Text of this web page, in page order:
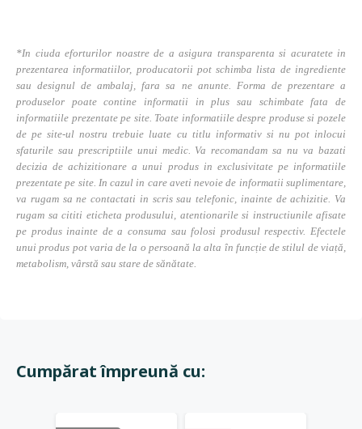
*In ciuda eforturilor noastre de a asigura transparenta si acuratete in
prezentarea informatiilor, producatorii pot schimba lista de ingrediente
sau designul de ambalaj, fara sa ne anunte. Forma de prezentare a
produselor poate contine informatii in plus sau schimbate fata de
informatiile prezentate pe site. Toate informatiile despre produse si pozele
de pe site-ul nostru trebuie luate cu titlu informativ si nu pot inlocui
sfaturile sau prescriptiile unui medic. Va recomandam sa nu va bazati
decizia de achizitionare a unui produs in exclusivitate pe informatiile
prezentate pe site. In cazul in care aveti nevoie de informatii suplimentare,
va rugam sa ne contactati in scris sau telefonic, inainte de achizitie. Va
rugam sa cititi eticheta produsului, atentionarile si instructiunile afisate
pe produs inainte de a consuma sau folosi produsul respectiv. Efectele
unui produs pot varia de la o persoană la alta în funcție de stilul de viață,
metabolism, vârstă sau stare de sănătate.
Cumpărat împreună cu: